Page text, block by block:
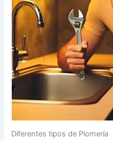
Diferentes tipos de Plomería